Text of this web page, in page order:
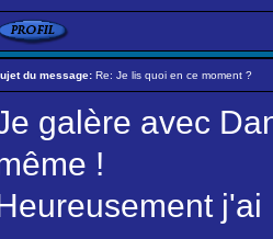
du message: Re: Je lis quoi en ce moment ?
galère avec
!